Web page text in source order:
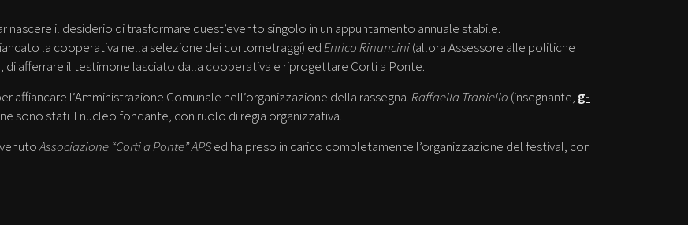
nascere il desiderio di trasformare quest’evento singolo in un appuntamento annuale stabile.
la cooperativa nella selezione dei cortometraggi) edEnrico Rinuncini(allora Assessore alle politiche
di afferrare il testimone lasciato dalla cooperativa e riprogettare Corti a Ponte.
l’Amministrazione Comunale nell’organizzazione della rassegna.Raffaella Traniello (insegnante, g-
sono stati il nucleo fondante, con ruolo di regia organizzativa.
Associazione “Corti a Ponte” APSed ha preso in carico completamente l’organizzazione del festival, con